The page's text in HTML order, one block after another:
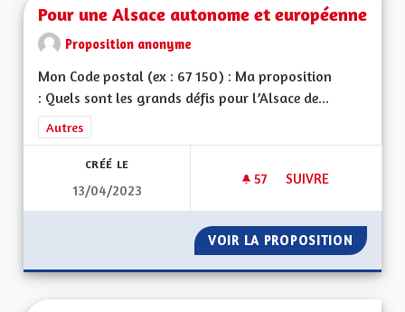
Pour une Alsace autonome et européenne
Proposition anonyme
Mon Code postal (ex : 67 150) : Ma proposition
: Quels sont les grands défis pour l’Alsace de...
Filtrer les résultats de la catégorie : Autres
Autres
CRÉÉ LE
13/04/2023
57 57 ABONNÉS
SUIVRE
VOIR LA PROPOSITION POUR